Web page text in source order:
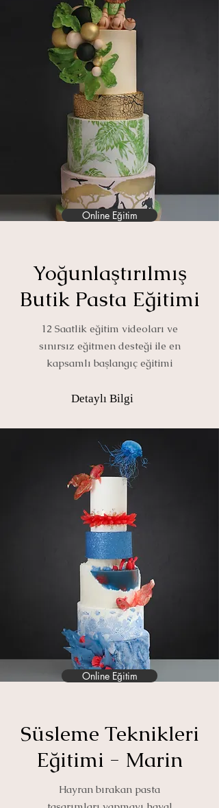
Online Eğitim
Yoğunlaştırılmış
Butik Pasta Eğitimi
12 Saatlik eğitim videoları ve
sınırsız eğitmen desteği ile en
kapsamlı başlangıç eğitimi
Detaylı Bilgi
Online Eğitim
Süsleme Teknikleri
Eğitimi - Marin
Hayran bırakan pasta